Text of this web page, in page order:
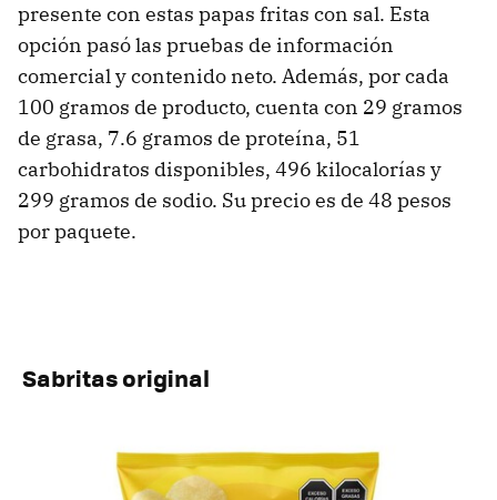
presente con estas papas fritas con sal. Esta
opción pasó las pruebas de información
comercial y contenido neto. Además, por cada
100 gramos de producto, cuenta con 29 gramos
de grasa, 7.6 gramos de proteína, 51
carbohidratos disponibles, 496 kilocalorías y
299 gramos de sodio. Su precio es de 48 pesos
por paquete.
Sabritas original